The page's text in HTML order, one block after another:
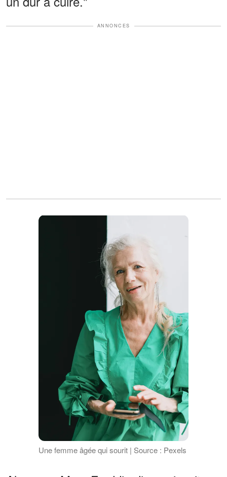
ANNONCES
Une femme âgée qui sourit | Source : Pexels